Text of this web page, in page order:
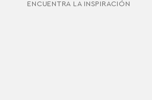
ENCUENTRA LA INSPIRACIÓN